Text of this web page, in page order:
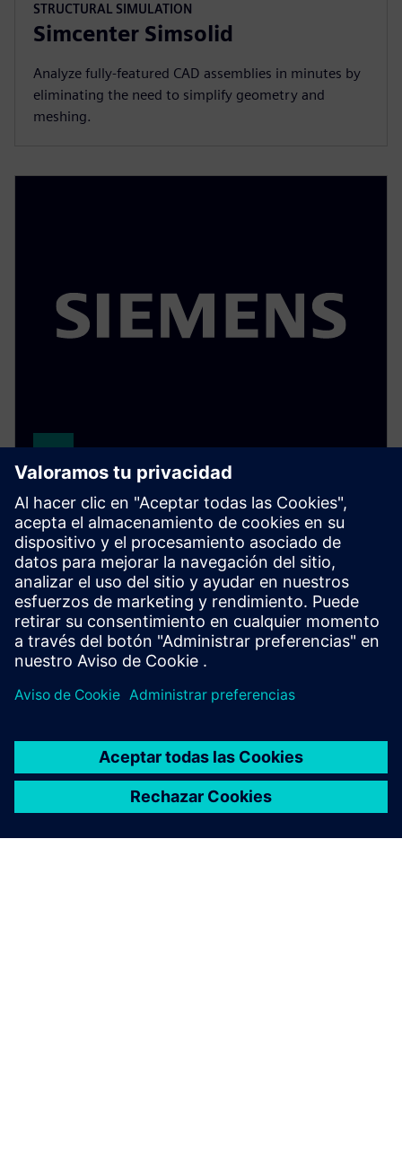
STRUCTURAL SIMULATION
Simcenter Simsolid
Analyze fully-featured CAD assemblies in minutes by
eliminating the need to simplify geometry and
meshing.
Simcenter Hyperstudy
A multidisciplinary design study solution that
enables engineers to efficiently explore, understand
and optimize design performance in an intuitive
environment.